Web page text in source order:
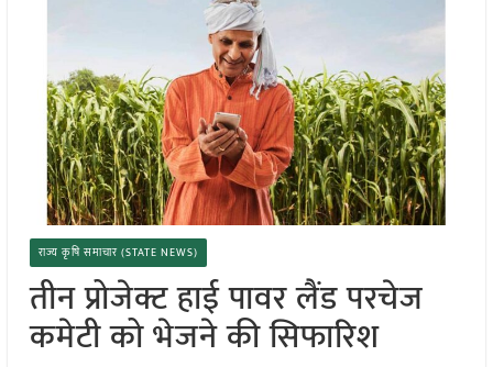
राज्य कृषि समाचार (STATE NEWS)
तीन प्रोजेक्ट हाई पावर लैंड परचेज
कमेटी को भेजने की सिफारिश